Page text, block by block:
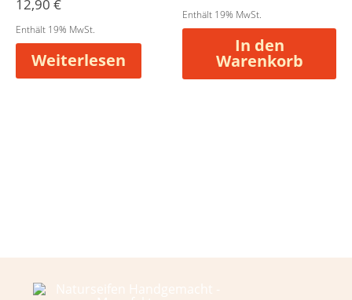
12,90 €
Enthält 19% MwSt.
Weiterlesen
Enthält 19% MwSt.
In den
Warenkorb